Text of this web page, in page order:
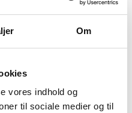
Om
vores indhold og
til sociale medier og til